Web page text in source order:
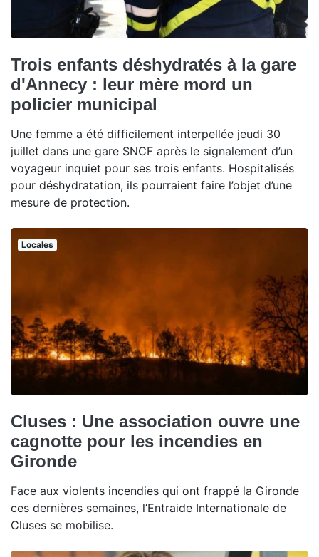
Trois enfants déshydratés à la gare
d'Annecy : leur mère mord un
policier municipal
Une femme a été difficilement interpellée jeudi 30
juillet dans une gare SNCF après le signalement d’un
voyageur inquiet pour ses trois enfants. Hospitalisés
pour déshydratation, ils pourraient faire l’objet d’une
mesure de protection.
Locales
Cluses : Une association ouvre une
cagnotte pour les incendies en
Gironde
Face aux violents incendies qui ont frappé la Gironde
ces dernières semaines, l’Entraide Internationale de
Cluses se mobilise.